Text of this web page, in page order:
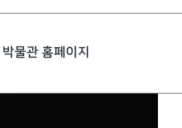
박물관 홈페이지